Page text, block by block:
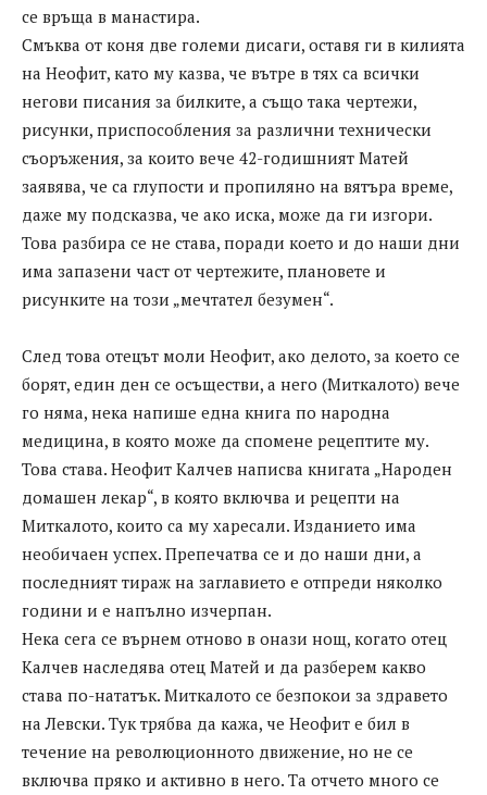
се връща в манастира.
Смъква от коня две големи дисаги, оставя ги в килията
на Неофит, като му казва, че вътре в тях са всички
негови писания за билките, а също така чертежи,
рисунки, приспособления за различни технически
съоръжения, за които вече 42-годишният Матей
заявява, че са глупости и пропиляно на вятъра време,
даже му подсказва, че ако иска, може да ги изгори.
Това разбира се не става, поради което и до наши дни
има запазени част от чертежите, плановете и
рисунките на този „мечтател безумен“.
След това отецът моли Неофит, ако делото, за което се
борят, един ден се осъществи, а него (Миткалото) вече
го няма, нека напише една книга по народна
медицина, в която може да спомене рецептите му.
Това става. Неофит Калчев написва книгата „Народен
домашен лекар“, в която включва и рецепти на
Миткалото, които са му харесали. Изданието има
необичаен успех. Препечатва се и до наши дни, а
последният тираж на заглавието е отпреди няколко
години и е напълно изчерпан.
Нека сега се върнем отново в онази нощ, когато отец
Калчев наследява отец Матей и да разберем какво
става по-нататък. Миткалото се безпокои за здравето
на Левски. Тук трябва да кажа, че Неофит е бил в
течение на революционното движение, но не се
включва пряко и активно в него. Та отчето много се